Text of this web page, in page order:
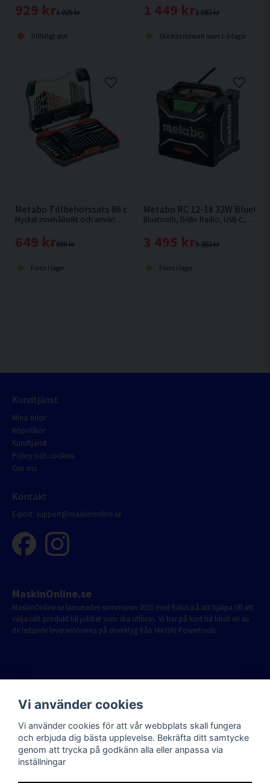
1 025 kr
929 kr
Tillfälligt slut
1 582 kr
1 449 kr
Skickas normalt inom 1-3 dagar
Metabo Tillbehörssats 86 delar
Mycket innehållsrikt och användarvänlig bits- och borrsats från Metabo med hela 86 delar
999 kr
649 kr
Finns i lager
Metabo RC 12-18 32W
Bluetooth, DAB+ Radio, USB-C, AUX
5 382 kr
3 495 kr
Finns i lager
Kundtjänst
Mina sidor
Köpvillkor
Kundtjänst
Policy och cookies
Om oss
Kontakt
E-post: support@maskinonline.se
MaskinOnline.se
MaskinOnline.se lanserades sommaren 2021 med fokus på att hjälpa till att
välja rätt produkt till jobbet som ska utföras. Vi har på kort tid blivit en av
de ledande leverantörerna på elverktyg från HiKOKI Powertools.
Vi använder cookies
Vi använder cookies för att vår webbplats skall fungera
och erbjuda dig bästa upplevelse. Bekräfta ditt samtycke
genom att trycka på godkänn alla eller anpassa via
inställningar